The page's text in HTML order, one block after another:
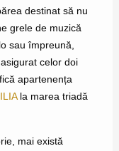
destinat să nu
grele de muzică
sau împreună,
celor doi
apartenența
la marea triadă
mai există